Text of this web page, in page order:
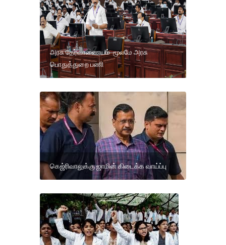
அரசு தேர்வாணையம் மூலமே அரசு
பொதுத்துறை பணி
கெஜ்ரிவாலுக்கு ஜாமின் கிடைக்க வாய்ப்பு